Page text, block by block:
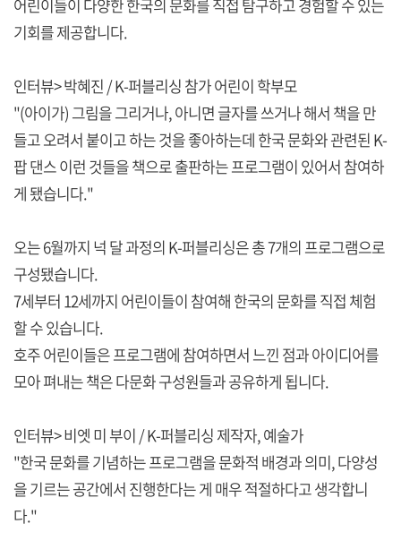
어린이들이 다양한 한국의 문화를 직접 탐구하고 경험할 수 있는
기회를 제공합니다.
인터뷰> 박혜진 / K-퍼블리싱 참가 어린이 학부모
"(아이가) 그림을 그리거나, 아니면 글자를 쓰거나 해서 책을 만
들고 오려서 붙이고 하는 것을 좋아하는데 한국 문화와 관련된 K-
팝 댄스 이런 것들을 책으로 출판하는 프로그램이 있어서 참여하
게 됐습니다."
오는 6월까지 넉 달 과정의 K-퍼블리싱은 총 7개의 프로그램으로
구성됐습니다.
7세부터 12세까지 어린이들이 참여해 한국의 문화를 직접 체험
할 수 있습니다.
호주 어린이들은 프로그램에 참여하면서 느낀 점과 아이디어를
모아 펴내는 책은 다문화 구성원들과 공유하게 됩니다.
인터뷰> 비엣 미 부이 / K-퍼블리싱 제작자, 예술가
"한국 문화를 기념하는 프로그램을 문화적 배경과 의미, 다양성
을 기르는 공간에서 진행한다는 게 매우 적절하다고 생각합니
다."